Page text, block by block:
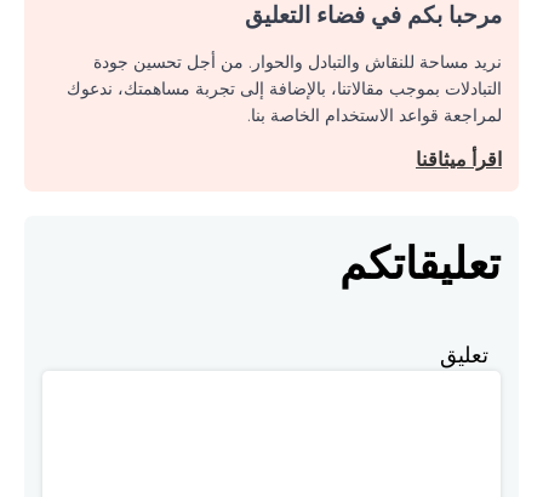
مرحبا بكم في فضاء التعليق
نريد مساحة للنقاش والتبادل والحوار. من أجل تحسين جودة
التبادلات بموجب مقالاتنا، بالإضافة إلى تجربة مساهمتك، ندعوك
لمراجعة قواعد الاستخدام الخاصة بنا.
اقرأ ميثاقنا
تعليقاتكم
تعليق